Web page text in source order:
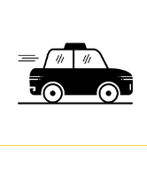
springen